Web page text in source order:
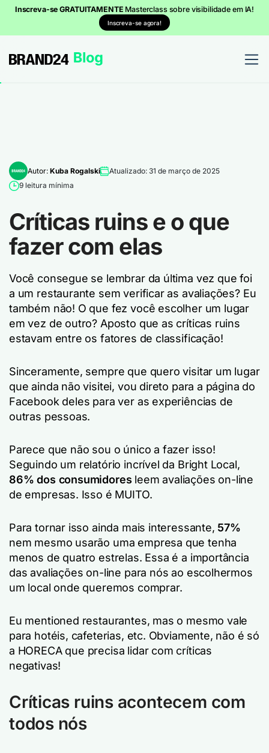
Inscreva-se GRATUITAMENTE Masterclass sobre visibilidade em IA!
Inscreva-se agora!
Autor: Kuba Rogalski
Atualizado: 31 de março de 2025
9 leitura mínima
Críticas ruins e o que
fazer com elas
Você consegue se lembrar da última vez que foi
a um restaurante sem verificar as avaliações? Eu
também não! O que fez você escolher um lugar
em vez de outro? Aposto que as críticas ruins
estavam entre os fatores de classificação!
Sinceramente, sempre que quero visitar um lugar
que ainda não visitei, vou direto para a página do
Facebook deles para ver as experiências de
outras pessoas.
Parece que não sou o único a fazer isso!
Seguindo um relatório incrível da Bright Local,
86% dos consumidores leem avaliações on-line
de empresas. Isso é MUITO.
Para tornar isso ainda mais interessante, 57%
nem mesmo usarão uma empresa que tenha
menos de quatro estrelas. Essa é a importância
das avaliações on-line para nós ao escolhermos
um local onde queremos comprar.
Eu mentioned restaurantes, mas o mesmo vale
para hotéis, cafeterias, etc. Obviamente, não é só
a HORECA que precisa lidar com críticas
negativas!
Críticas ruins acontecem com
todos nós